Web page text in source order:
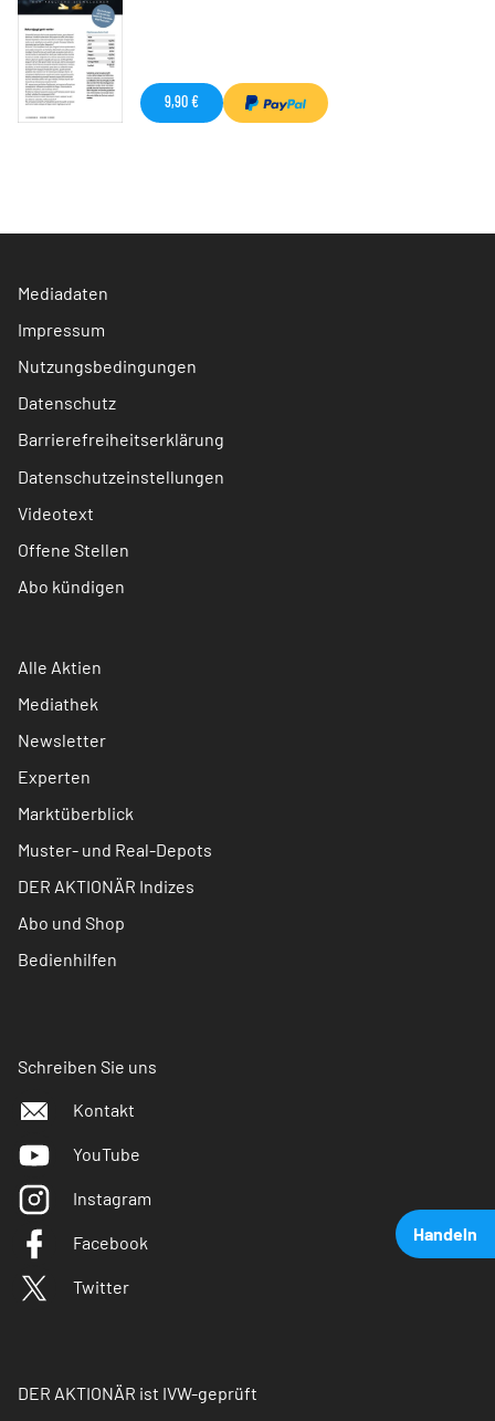
Handeln
9,90 €
Mediadaten
Impressum
Nutzungsbedingungen
Datenschutz
Barrierefreiheitserklärung
Datenschutzeinstellungen
Videotext
Offene Stellen
Abo kündigen
Alle Aktien
Mediathek
Newsletter
Experten
Marktüberblick
Muster- und Real-Depots
DER AKTIONÄR Indizes
Abo und Shop
Bedienhilfen
Schreiben Sie uns
Kontakt
YouTube
Instagram
Facebook
Twitter
DER AKTIONÄR ist IVW-geprüft